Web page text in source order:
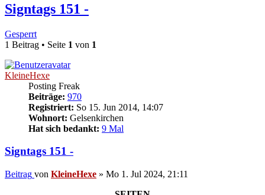
Signtags 151 -
Gesperrt
1 Beitrag • Seite 1 von 1
KleineHexe
Posting Freak
Beiträge: 970
Registriert: So 15. Jun 2014, 14:07
Wohnort: Gelsenkirchen
Hat sich bedankt: 9 Mal
Signtags 151 -
Beitrag von KleineHexe » Mo 1. Jul 2024, 21:11